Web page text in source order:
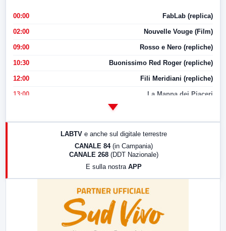
00:00 FabLab (replica)
02:00 Nouvelle Vouge (Film)
09:00 Rosso e Nero (repliche)
10:30 Buonissimo Red Roger (repliche)
12:00 Fili Meridiani (repliche)
13:00 La Mappa dei Piaceri
LABTV e anche sul digitale terrestre
CANALE 84 (in Campania)
CANALE 268 (DDT Nazionale)
E sulla nostra APP